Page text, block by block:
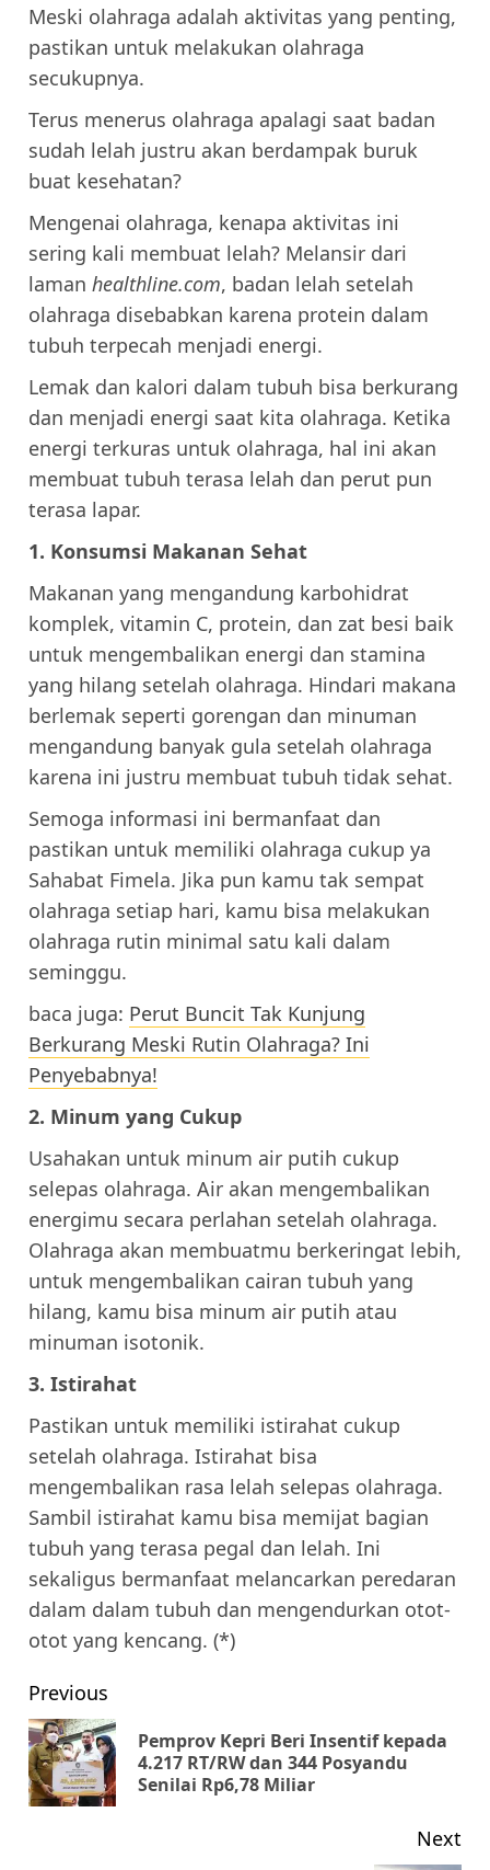
Meski olahraga adalah aktivitas yang penting,
pastikan untuk melakukan olahraga
secukupnya.
Terus menerus olahraga apalagi saat badan
sudah lelah justru akan berdampak buruk
buat kesehatan?
Mengenai olahraga, kenapa aktivitas ini
sering kali membuat lelah? Melansir dari
laman healthline.com, badan lelah setelah
olahraga disebabkan karena protein dalam
tubuh terpecah menjadi energi.
Lemak dan kalori dalam tubuh bisa berkurang
dan menjadi energi saat kita olahraga. Ketika
energi terkuras untuk olahraga, hal ini akan
membuat tubuh terasa lelah dan perut pun
terasa lapar.
1. Konsumsi Makanan Sehat
Makanan yang mengandung karbohidrat
komplek, vitamin C, protein, dan zat besi baik
untuk mengembalikan energi dan stamina
yang hilang setelah olahraga. Hindari makana
berlemak seperti gorengan dan minuman
mengandung banyak gula setelah olahraga
karena ini justru membuat tubuh tidak sehat.
Semoga informasi ini bermanfaat dan
pastikan untuk memiliki olahraga cukup ya
Sahabat Fimela. Jika pun kamu tak sempat
olahraga setiap hari, kamu bisa melakukan
olahraga rutin minimal satu kali dalam
seminggu.
baca juga: Perut Buncit Tak Kunjung
Berkurang Meski Rutin Olahraga? Ini
Penyebabnya!
2. Minum yang Cukup
Usahakan untuk minum air putih cukup
selepas olahraga. Air akan mengembalikan
energimu secara perlahan setelah olahraga.
Olahraga akan membuatmu berkeringat lebih,
untuk mengembalikan cairan tubuh yang
hilang, kamu bisa minum air putih atau
minuman isotonik.
3. Istirahat
Pastikan untuk memiliki istirahat cukup
setelah olahraga. Istirahat bisa
mengembalikan rasa lelah selepas olahraga.
Sambil istirahat kamu bisa memijat bagian
tubuh yang terasa pegal dan lelah. Ini
sekaligus bermanfaat melancarkan peredaran
dalam dalam tubuh dan mengendurkan otot-
otot yang kencang. (*)
Post
navigation
Previous
Pemprov Kepri Beri Insentif kepada
4.217 RT/RW dan 344 Posyandu
Senilai Rp6,78 Miliar
Next